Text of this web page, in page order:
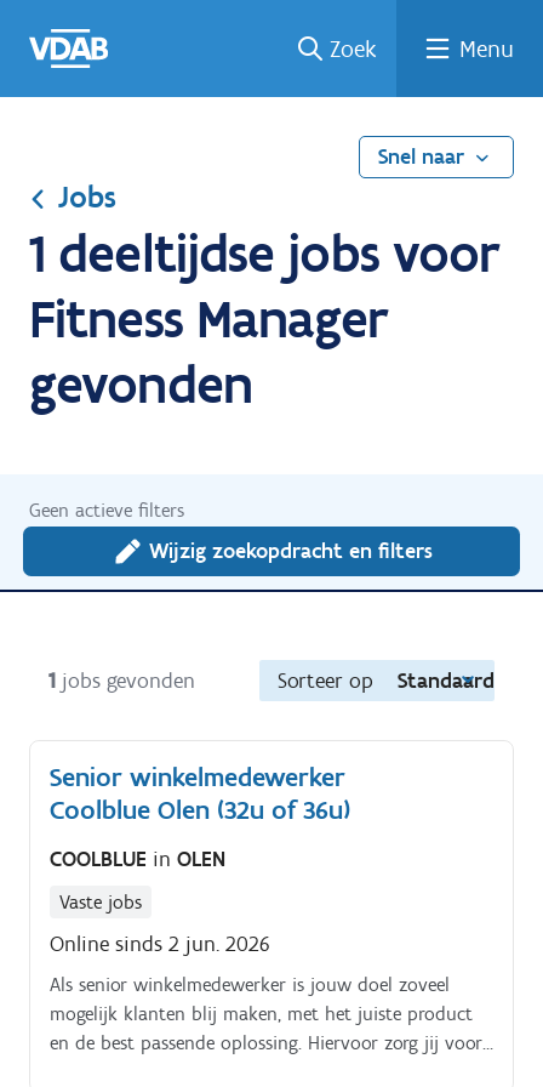
naar
een
een
job
naar
Zoek Menu
Snel naar
Jobs
1 deeltijdse jobs voor
Fitness Manager
gevonden
Geen actieve filters
Wijzig zoekopdracht en filters
1 jobs gevonden Sorteer op Standaard
Senior winkelmedewerker
Coolblue Olen (32u of 36u)
COOLBLUE in OLEN
Vaste jobs
Online sinds 2 jun. 2026
Als senior winkelmedewerker is jouw doel zoveel
mogelijk klanten blij maken, met het juiste product
en de best passende oplossing. Hiervoor zorg jij voor